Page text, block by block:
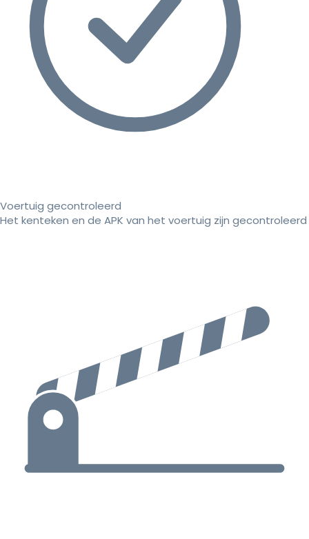
Voertuig gecontroleerd
Het kenteken en de APK van het voertuig zijn gecontroleerd